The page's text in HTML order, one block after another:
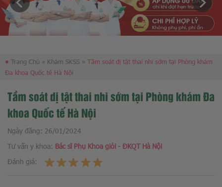
● Trang Chủ » Khám SKSS » Tầm soát dị tật thai nhi sớm tại Phòng khám
Đa khoa Quốc tế Hà Nội
Tầm soát dị tật thai nhi sớm tại Phòng khám Đa
khoa Quốc tế Hà Nội
Ngày đăng: 26/01/2024
Tư vấn y khoa: Bác sĩ Phụ Khoa giỏi - ĐKQT Hà Nội
Đánh giá: